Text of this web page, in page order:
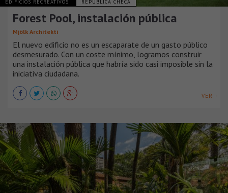
EDIFICIOS RECREATIVOS REPÚBLICA CHECA
Forest Pool, instalación pública
Mjölk Architekti
El nuevo edificio no es un escaparate de un gasto público
desmesurado. Con un coste mínimo, logramos construir
una instalación pública que habría sido casi imposible sin la
iniciativa ciudadana.
VER +